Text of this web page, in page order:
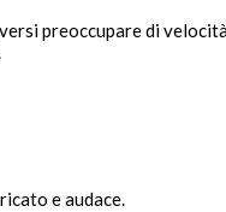
preoccupare di
e audace.